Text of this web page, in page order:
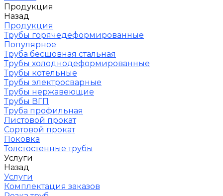
Продукция
Назад
Продукция
Трубы горячедеформированные
Популярное
Труба бесшовная стальная
Трубы холоднодеформированные
Трубы котельные
Трубы электросварные
Трубы нержавеющие
Трубы ВГП
Труба профильная
Листовой прокат
Сортовой прокат
Поковка
Толстостенные трубы
Услуги
Назад
Услуги
Комплектация заказов